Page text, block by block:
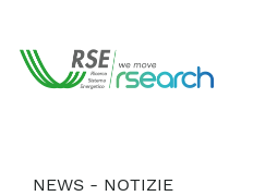
NEWS - NOTIZIE